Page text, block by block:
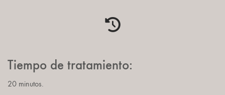
Tiempo de tratamiento:
20 minutos.